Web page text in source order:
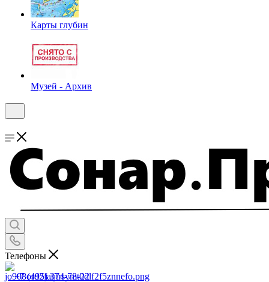
Карты глубин
Музей - Архив
Телефоны
+7 (495) 374-78-22